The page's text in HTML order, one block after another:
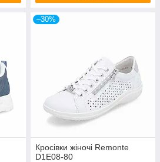
–30%
Кросівки жіночі Remonte
D1E08-80